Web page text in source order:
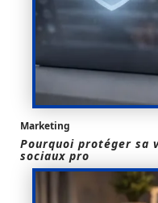
Marketing
Pourquoi protéger sa
sociaux pro